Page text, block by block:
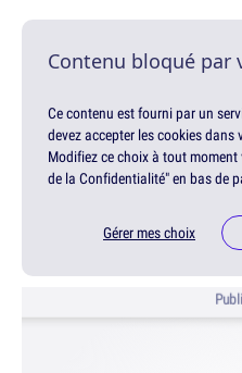
Contenu bloqué par
Ce contenu est fourni par un
devez accepter les cookies
Modifiez ce choix à tout
de la Confidentialité" en bas de
Gérer mes choix